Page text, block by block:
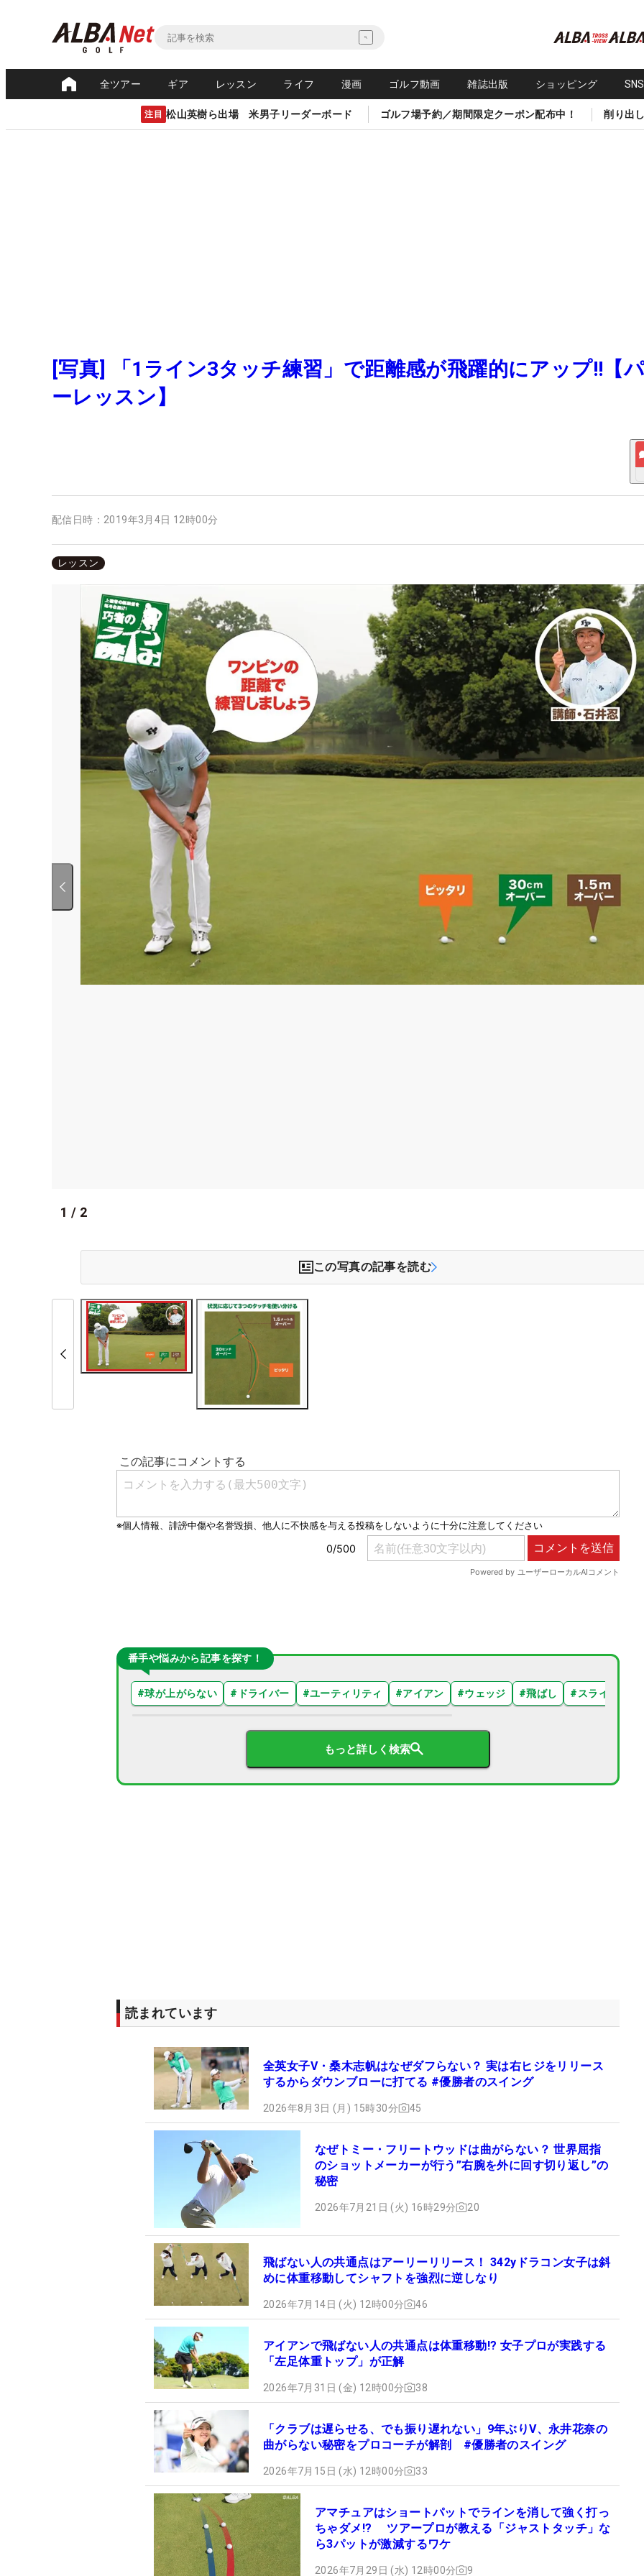
全ツアー ギア レッスン ライフ 漫画 ゴルフ動画 雑誌出版 ショッピング
注目 松山英樹ら出場 米男子リーダーボード ゴルフ場予約／期間限定クーポン配布中！ 削り出
[写真] 「1ライン3タッチ練習」で距離感が飛躍的にアップ!!【
ーレッスン】
配信日時： 2019年3月4日 12時00分
レッスン
1 / 2
この写真の記事を読む
番手や悩みから記事を探す！
#球が上がらない # ドライバー #ユーティリティ #アイアン #ウェッジ #飛ばし # スライス
もっと詳しく検索
読まれています
全英女子V・桑木志帆はなぜダフらない？ 実は右ヒジをリリース
するからダウンブローに打てる #優勝者のスイング
2026年8月3日 (月) 15時30分 45
なぜトミー・フリートウッドは曲がらない？ 世界屈指
のショットメーカーが行う”右腕を外に回す切り返し”の
秘密
2026年7月21日 (火) 16時29分 20
飛ばない人の共通点はアーリーリリース！ 342yドラコン女子は斜
めに体重移動してシャフトを強烈に逆しなり
2026年7月14日 (火) 12時00分 46
アイアンで飛ばない人の共通点は体重移動!? 女子プロが実践する
「左足体重トップ」が正解
2026年7月31日 (金) 12時00分 38
「クラブは遅らせる、でも振り遅れない」9年ぶりV、永井花奈の
曲がらない秘密をプロコーチが解剖 #優勝者のスイング
2026年7月15日 (水) 12時00分 33
アマチュアはショートパットでラインを消して強く打っ
ちゃダメ!? ツアープロが教える「ジャストタッチ」な
ら3パットが激減するワケ
2026年7月29日 (水) 12時00分 9